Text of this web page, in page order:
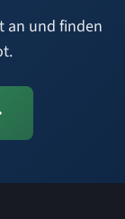
an und finden